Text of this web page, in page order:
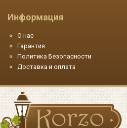
Информация
О нас
Гарантия
Политика Безопасности
Доставка и оплата